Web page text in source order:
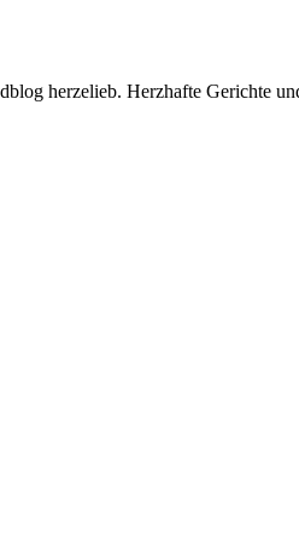
herzelieb. Herzhafte Gerichte